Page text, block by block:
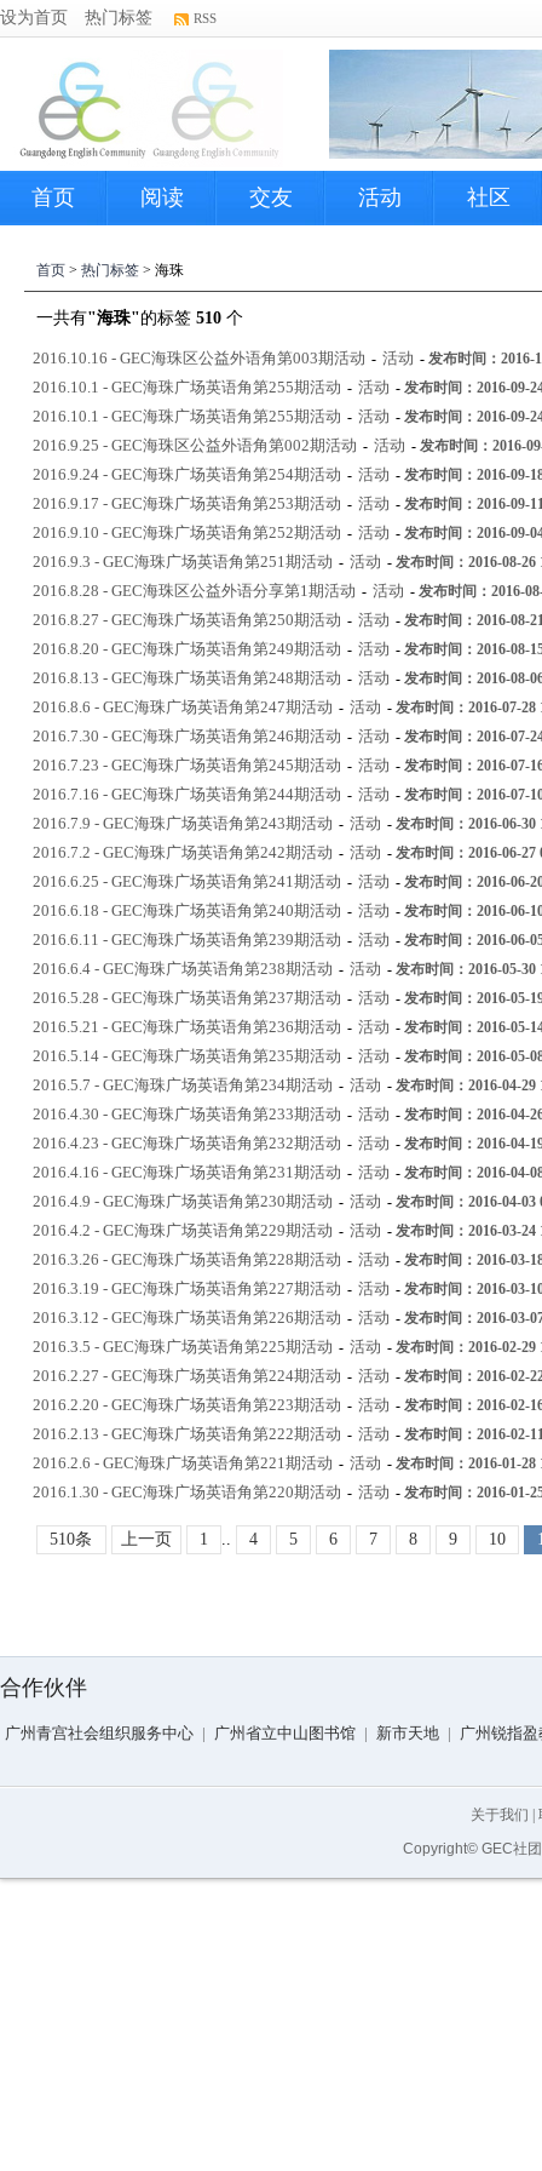
设为首页 热门标签 RSS
首页 阅读 交友 活动 社区
首页 > 热门标签 > 海珠
一共有"海珠"的标签 510 个
2016.10.16 - GEC海珠区公益外语角第003期活动 - 活动 - 发布时间：2016-
2016.10.1 - GEC海珠广场英语角第255期活动 - 活动 - 发布时间：2016-09-
2016.10.1 - GEC海珠广场英语角第255期活动 - 活动 - 发布时间：2016-09-
2016.9.25 - GEC海珠区公益外语角第002期活动 - 活动 - 发布时间：2016-
2016.9.24 - GEC海珠广场英语角第254期活动 - 活动 - 发布时间：2016-09-
2016.9.17 - GEC海珠广场英语角第253期活动 - 活动 - 发布时间：2016-09-
2016.9.10 - GEC海珠广场英语角第252期活动 - 活动 - 发布时间：2016-09-
2016.9.3 - GEC海珠广场英语角第251期活动 - 活动 - 发布时间：2016-08-26
2016.8.28 - GEC海珠区公益外语分享第1期活动 - 活动 - 发布时间：2016-
2016.8.27 - GEC海珠广场英语角第250期活动 - 活动 - 发布时间：2016-08-
2016.8.20 - GEC海珠广场英语角第249期活动 - 活动 - 发布时间：2016-08-
2016.8.13 - GEC海珠广场英语角第248期活动 - 活动 - 发布时间：2016-08-
2016.8.6 - GEC海珠广场英语角第247期活动 - 活动 - 发布时间：2016-07-28
2016.7.30 - GEC海珠广场英语角第246期活动 - 活动 - 发布时间：2016-07-
2016.7.23 - GEC海珠广场英语角第245期活动 - 活动 - 发布时间：2016-07-
2016.7.16 - GEC海珠广场英语角第244期活动 - 活动 - 发布时间：2016-07-
2016.7.9 - GEC海珠广场英语角第243期活动 - 活动 - 发布时间：2016-06-30
2016.7.2 - GEC海珠广场英语角第242期活动 - 活动 - 发布时间：2016-06-27
2016.6.25 - GEC海珠广场英语角第241期活动 - 活动 - 发布时间：2016-06-
2016.6.18 - GEC海珠广场英语角第240期活动 - 活动 - 发布时间：2016-06-
2016.6.11 - GEC海珠广场英语角第239期活动 - 活动 - 发布时间：2016-06-
2016.6.4 - GEC海珠广场英语角第238期活动 - 活动 - 发布时间：2016-05-30
2016.5.28 - GEC海珠广场英语角第237期活动 - 活动 - 发布时间：2016-05-
2016.5.21 - GEC海珠广场英语角第236期活动 - 活动 - 发布时间：2016-05-
2016.5.14 - GEC海珠广场英语角第235期活动 - 活动 - 发布时间：2016-05-
2016.5.7 - GEC海珠广场英语角第234期活动 - 活动 - 发布时间：2016-04-29
2016.4.30 - GEC海珠广场英语角第233期活动 - 活动 - 发布时间：2016-04-
2016.4.23 - GEC海珠广场英语角第232期活动 - 活动 - 发布时间：2016-04-
2016.4.16 - GEC海珠广场英语角第231期活动 - 活动 - 发布时间：2016-04-
2016.4.9 - GEC海珠广场英语角第230期活动 - 活动 - 发布时间：2016-04-03
2016.4.2 - GEC海珠广场英语角第229期活动 - 活动 - 发布时间：2016-03-24
2016.3.26 - GEC海珠广场英语角第228期活动 - 活动 - 发布时间：2016-03-
2016.3.19 - GEC海珠广场英语角第227期活动 - 活动 - 发布时间：2016-03-
2016.3.12 - GEC海珠广场英语角第226期活动 - 活动 - 发布时间：2016-03-
2016.3.5 - GEC海珠广场英语角第225期活动 - 活动 - 发布时间：2016-02-29
2016.2.27 - GEC海珠广场英语角第224期活动 - 活动 - 发布时间：2016-02-
2016.2.20 - GEC海珠广场英语角第223期活动 - 活动 - 发布时间：2016-02-
2016.2.13 - GEC海珠广场英语角第222期活动 - 活动 - 发布时间：2016-02-
2016.2.6 - GEC海珠广场英语角第221期活动 - 活动 - 发布时间：2016-01-28
2016.1.30 - GEC海珠广场英语角第220期活动 - 活动 - 发布时间：2016-01-
510条 上一页 1 .. 4 5 6 7 8 9 10
合作伙伴
广州青宫社会组织服务中心 | 广州省立中山图书馆 | 新市天地 | 广州锐指
关于我们 |
Copyright© GEC社